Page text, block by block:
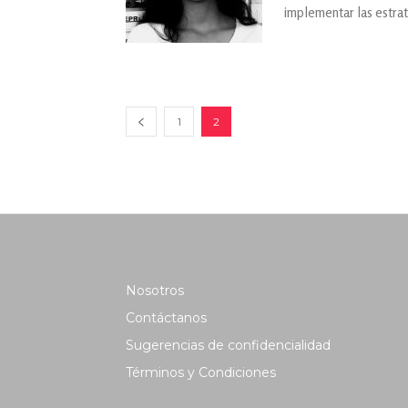
implementar las
1 2
Nosotros
Contáctanos
Sugerencias de confidencialidad
Términos y Condiciones